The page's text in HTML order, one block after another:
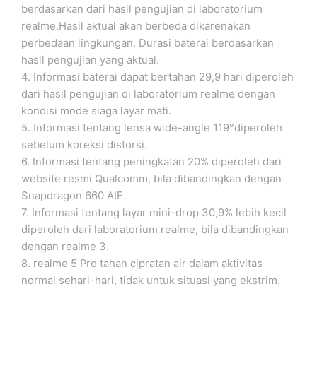
berdasarkan dari hasil pengujian di laboratorium
realme.Hasil aktual akan berbeda dikarenakan
perbedaan lingkungan. Durasi baterai berdasarkan
hasil pengujian yang aktual.
4. Informasi baterai dapat bertahan 29,9 hari diperoleh
dari hasil pengujian di laboratorium realme dengan
kondisi mode siaga layar mati.
5. Informasi tentang lensa wide-angle 119°diperoleh
sebelum koreksi distorsi.
6. Informasi tentang peningkatan 20% diperoleh dari
website resmi Qualcomm, bila dibandingkan dengan
Snapdragon 660 AIE.
7. Informasi tentang layar mini-drop 30,9% lebih kecil
diperoleh dari laboratorium realme, bila dibandingkan
dengan realme 3.
8. realme 5 Pro tahan cipratan air dalam aktivitas
normal sehari-hari, tidak untuk situasi yang ekstrim.